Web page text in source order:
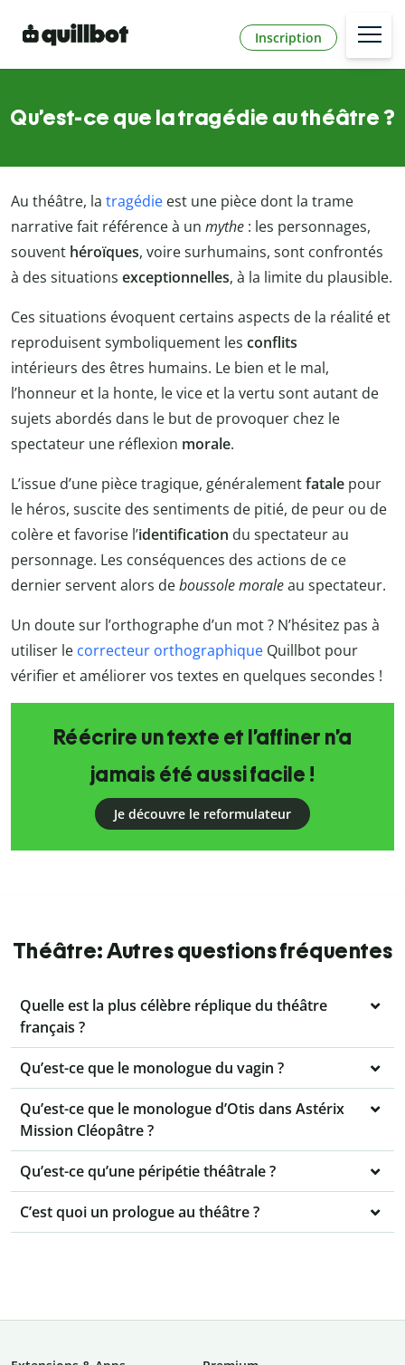
Inscription
Qu’est-ce que la tragédie au théâtre ?
Au théâtre, la tragédie est une pièce dont la trame
narrative fait référence à un mythe : les personnages,
souvent héroïques, voire surhumains, sont confrontés
à des situations exceptionnelles, à la limite du plausible.
Ces situations évoquent certains aspects de la réalité et
reproduisent symboliquement les conflits
intérieurs des êtres humains. Le bien et le mal,
l’honneur et la honte, le vice et la vertu sont autant de
sujets abordés dans le but de provoquer chez le
spectateur une réflexion morale.
L’issue d’une pièce tragique, généralementfatale pour
le héros, suscite des sentiments de pitié, de peur ou de
colère et favorise l’identification du spectateur au
personnage. Les conséquences des actions de ce
dernier servent alors deboussole moraleau spectateur.
Un doute sur l’orthographe d’un mot ? N’hésitez pas à
utiliser le correcteur orthographique Quillbot pour
vérifier et améliorer vos textes en quelques secondes !
Réécrire un texte et l’affiner n’a
jamais été aussi facile !
Je découvre le reformulateur
Théâtre: Autres questions fréquentes
Quelle est la plus célèbre réplique du théâtre
français ?
Qu’est-ce que le monologue du vagin ?
Qu’est-ce que le monologue d’Otis dans Astérix
Mission Cléopâtre ?
Qu’est-ce qu’une péripétie théâtrale ?
C’est quoi un prologue au théâtre ?